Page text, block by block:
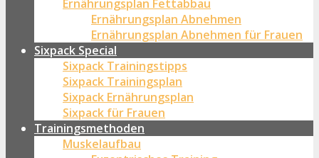
Ernährungsplan Fettabbau
Ernährungsplan Abnehmen
Ernährungsplan Abnehmen für Frauen
Sixpack Special
Sixpack Trainingstipps
Sixpack Trainingsplan
Sixpack Ernährungsplan
Sixpack für Frauen
Trainingsmethoden
Muskelaufbau